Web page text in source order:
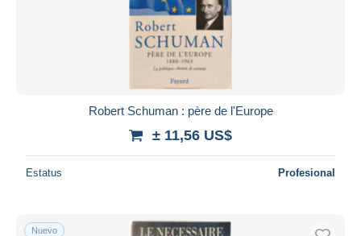
Robert Schuman : père de l'Europe
± 11,56 US$
Estatus Profesional
Nuevo